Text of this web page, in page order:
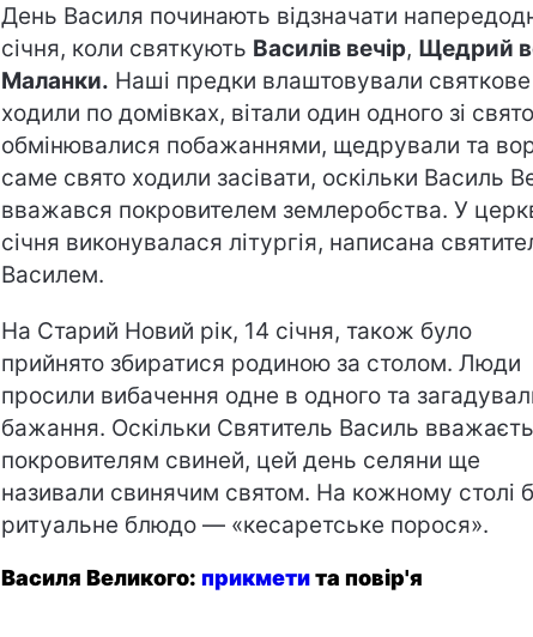
День Василя починають відзначати
січня, коли святкують Василів вечір, Щедрий
Маланки. Наші предки влаштовували святкове
ходили по домівках, вітали один одного зі
обмінювалися побажаннями, щедрували та
саме свято ходили засівати, оскільки Василь
вважався покровителем землеробства. У
січня виконувалася літургія, написана
Василем.
На Старий Новий рік, 14 січня, також було
прийнято збиратися родиною за столом. Люди
просили вибачення одне в одного та
бажання. Оскільки Святитель Василь
покровителям свиней, цей день селяни ще
називали свинячим святом. На кожному столі
ритуальне блюдо — «кесаретське порося».
Василя Великого: прикметита повір'я